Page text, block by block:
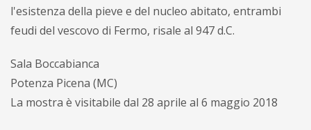
l'esistenza della pieve e del nucleo abitato, entrambi
feudi del vescovo di Fermo, risale al 947 d.C.
Sala Boccabianca
Potenza Picena (MC)
La mostra è visitabile dal 28 aprile al 6 maggio 2018